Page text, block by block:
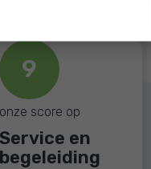
9
onze score op
Service en
begeleiding